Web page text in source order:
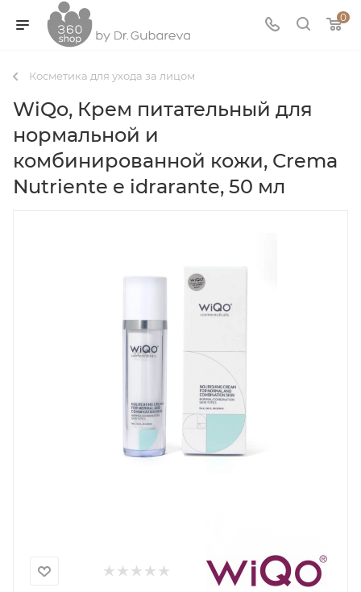
0
Косметика для ухода за лицом
WiQo, Крем питательный для
нормальной и
комбинированной кожи, Сrema
Nutriente e idrarante, 50 мл